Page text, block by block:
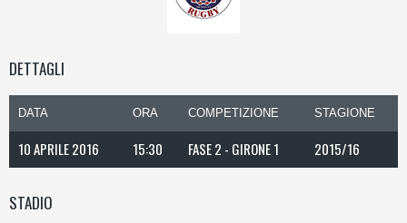
DETTAGLI
DATA ORA COMPETIZIONE STAGIONE
10 APRILE 2016 15:30 FASE 2 - GIRONE 1 2015/16
STADIO